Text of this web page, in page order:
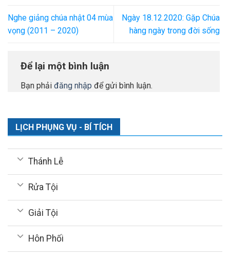
Nghe giảng chúa nhật 04 mùa
vọng (2011 – 2020)
Ngày 18.12.2020: Gặp Chúa
hàng ngày trong đời sống
Để lại một bình luận
Bạn phải đăng nhập để gửi bình luận.
LỊCH PHỤNG VỤ - BÍ TÍCH
Thánh Lễ
Rửa Tội
Giải Tội
Hôn Phối